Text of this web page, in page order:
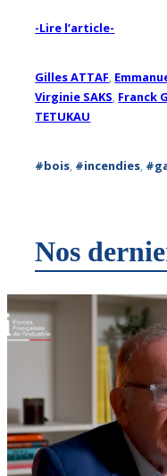
-Lire l’article-
Gilles ATTAF,
Virginie SAKS, Franck
TETUKAU
#bois, #incendies,
Nos